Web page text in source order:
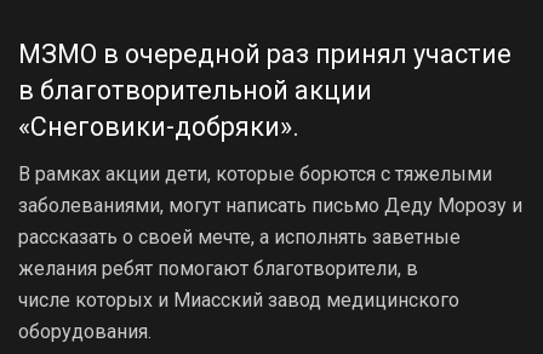
МЗМО в очередной раз принял участие
в благотворительной акции
«Снеговики-добряки».
В рамках акции дети, которые борются с тяжелыми
заболеваниями, могут написать письмо Деду Морозу и
рассказать о своей мечте, а исполнять заветные
желания ребят помогают благотворители, в
числе которых и Миасский завод медицинского
оборудования.